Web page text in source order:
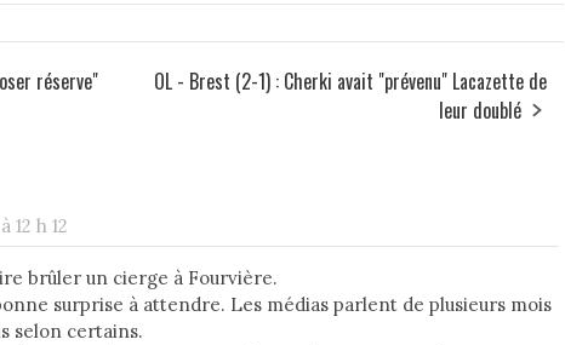
réserve"
OL - Brest (2-1) : Cherki avait "prévenu" Lacazette de
leur doublé
12 h 12
brûler un cierge à Fourvière.
surprise à attendre. Les médias parlent de plusieurs mois
selon certains.